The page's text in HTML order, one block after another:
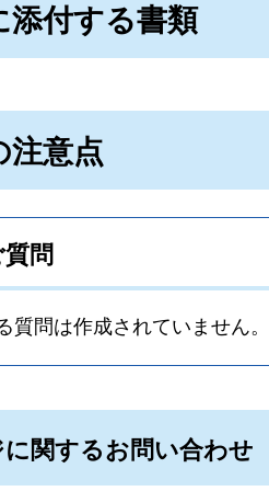
添付する書類
注意点
問
質問は作成されていません。
関するお問い合わせ